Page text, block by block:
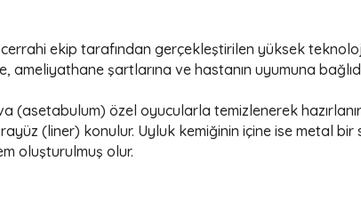
ekip tarafından gerçekleştirilen yüksek
ameliyathane şartlarına ve hastanın uyumuna
(asetabulum) özel oyucularla temizlenerek
(liner) konulur. Uyluk kemiğinin içine ise metal
oluşturulmuş olur.